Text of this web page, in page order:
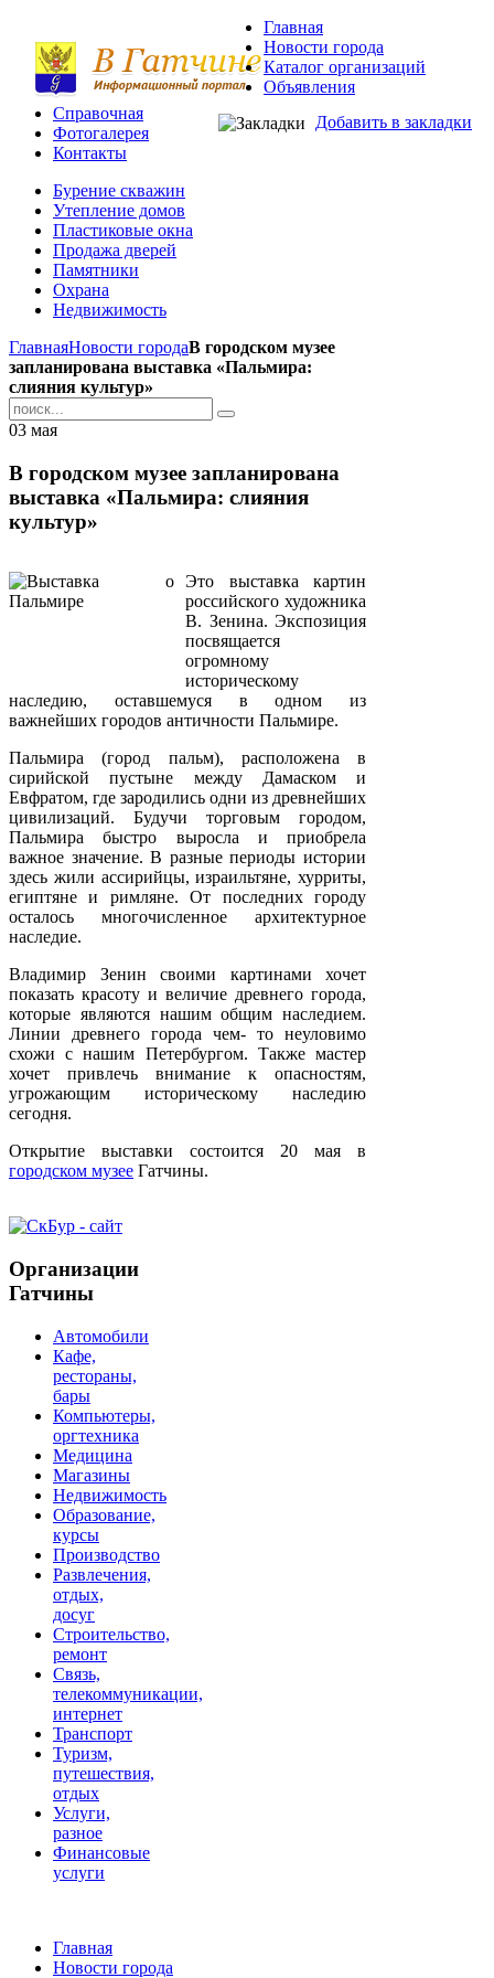
Добавить в закладки
Главная
Новости города
Каталог организаций
Объявления
Справочная
Фотогалерея
Контакты
Бурение скважин
Утепление домов
Пластиковые окна
Продажа дверей
Памятники
Охрана
Недвижимость
ГлавнаяНовости городаВ городском музее
запланирована выставка «Пальмира:
слияния культур»
03 мая
В городском музее запланирована
выставка «Пальмира: слияния
культур»
Это выставка картин
российского художника
В. Зенина. Экспозиция
посвящается
огромному
историческому
наследию, оставшемуся в одном из
важнейших городов античности Пальмире.
Пальмира (город пальм), расположена в
сирийской пустыне между Дамаском и
Евфратом, где зародились одни из древнейших
цивилизаций. Будучи торговым городом,
Пальмира быстро выросла и приобрела
важное значение. В разные периоды истории
здесь жили ассирийцы, израильтяне, хурриты,
египтяне и римляне. От последних городу
осталось многочисленное архитектурное
наследие.
Владимир Зенин своими картинами хочет
показать красоту и величие древнего города,
которые являются нашим общим наследием.
Линии древнего города чем- то неуловимо
схожи с нашим Петербургом. Также мастер
хочет привлечь внимание к опасностям,
угрожающим историческому наследию
сегодня.
Открытие выставки состоится 20 мая в
городском музее Гатчины.
Организации
Гатчины
Автомобили
Кафе,
рестораны,
бары
Компьютеры,
оргтехника
Медицина
Магазины
Недвижимость
Образование,
курсы
Производство
Развлечения,
отдых,
досуг
Строительство,
ремонт
Связь,
телекоммуникации,
интернет
Транспорт
Туризм,
путешествия,
отдых
Услуги,
разное
Финансовые
услуги
Главная
Новости города